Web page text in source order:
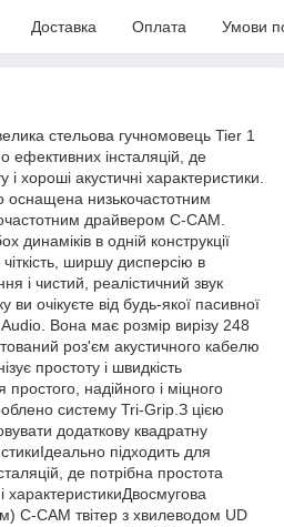
Доставка Оплата Умови
стельова гучномовець Tier 1
ефективних інсталяцій, де
і хороші акустичні характеристики.
низькочастотним
драйвером C-CAM.
динаміків в одній конструкції
ширшу дисперсію в
і чистий, реалістичний звук
ви очікуєте від будь-якої пасивної
Вона має розмір вирізу 248
роз'єм акустичного кабелю
простоту і швидкість
надійного і міцного
систему Tri-Grip.З цією
додаткову квадратну
підходить для
де потрібна простота
характеристикиДвосмугова
C-CAM твітер з хвилеводом UD